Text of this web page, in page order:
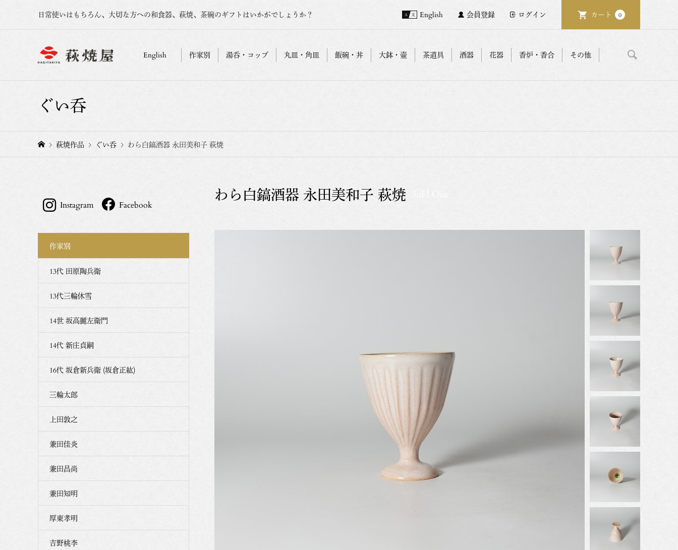
日常使いはもちろん、大切な方への和食器、萩焼、茶碗のギフトはいかがでしょうか？ English 会員登録 ログイン カート 0
English 作家別 湯呑・コップ 丸皿・角皿 飯碗・丼 大鉢・壷 茶道具 酒器 花器 香炉・香合 その他
ぐい呑
萩焼作品 ぐい呑 わら白鎬酒器 永田美和子 萩焼
わら白鎬酒器 永田美和子 萩焼
Instagram Facebook
作家別
13代 田原陶兵衛
13代三輪休雪
14世 坂高麗左衛門
14代 新庄貞嗣
16代 坂倉新兵衛 (坂倉正紘)
三輪太郎
上田敦之
兼田佳炎
兼田昌尚
兼田知明
厚東孝明
吉野桃李